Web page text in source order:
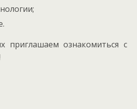
приглашаем ознакомиться с